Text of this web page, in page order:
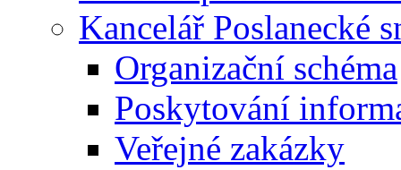
Kancelář Poslanecké
Organizační schéma
Poskytování
Veřejné zakázky